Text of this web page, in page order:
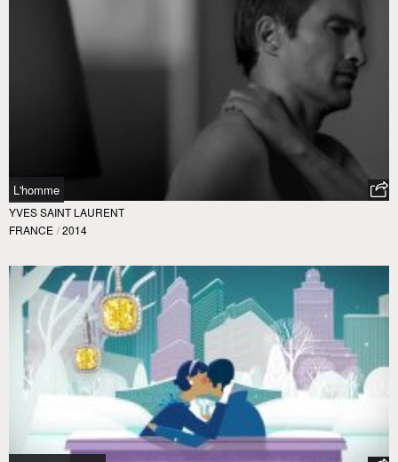
L'homme
YVES SAINT LAURENT
FRANCE / 2014